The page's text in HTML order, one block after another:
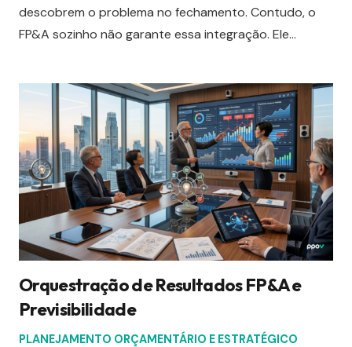
descobrem o problema no fechamento. Contudo, o
FP&A sozinho não garante essa integração. Ele…
Orquestração de Resultados FP&A e
Previsibilidade
PLANEJAMENTO ORÇAMENTÁRIO E ESTRATÉGICO